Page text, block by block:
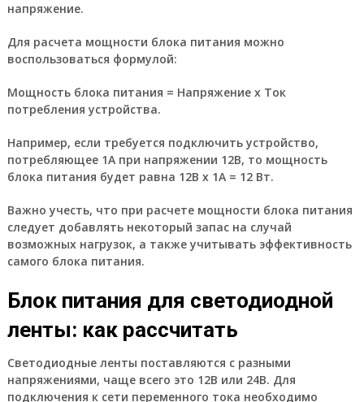
напряжение.
Для расчета мощности блока питания можно
воспользоваться формулой:
Мощность блока питания = Напряжение x Ток
потребления устройства.
Например, если требуется подключить устройство,
потребляющее 1А при напряжении 12В, то мощность
блока питания будет равна 12В x 1А = 12 Вт.
Важно учесть, что при расчете мощности блока питания
следует добавлять некоторый запас на случай
возможных нагрузок, а также учитывать эффективность
самого блока питания.
Блок питания для светодиодной
ленты: как рассчитать
Светодиодные ленты поставляются с разными
напряжениями, чаще всего это 12В или 24В. Для
подключения к сети переменного тока необходимо